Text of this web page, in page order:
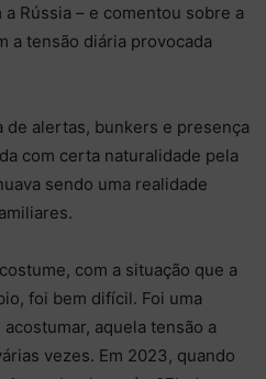
Rússia – e comentou sobre a
a tensão diária provocada
de alertas, bunkers e presença
com certa naturalidade pela
sendo uma realidade
com a situação que a
foi bem difícil. Foi uma
aquela tensão a
vezes. Em 2023, quando